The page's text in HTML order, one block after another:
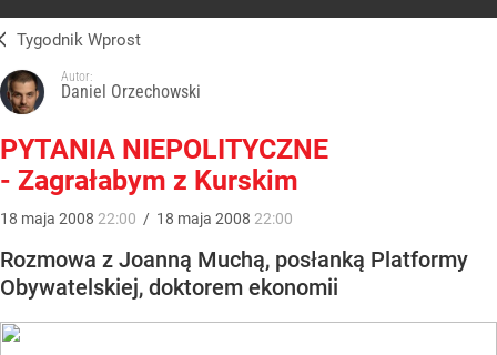
Tygodnik Wprost
Autor:
Daniel Orzechowski
PYTANIA NIEPOLITYCZNE
- Zagrałabym z Kurskim
18 maja 2008 22:00 / 18 maja 2008 22:00
Rozmowa z Joanną Muchą, posłanką Platformy
Obywatelskiej, doktorem ekonomii